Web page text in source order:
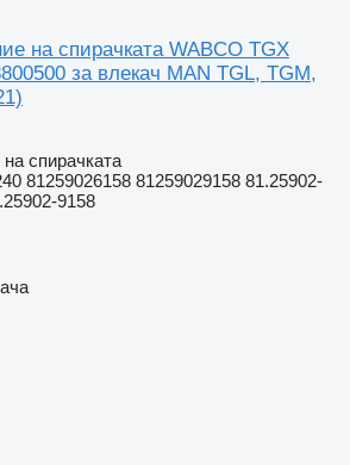
на спирачката WABCO TGX
за влекач MAN TGL, TGM,
спирачката
81259026158 81259029158 81.25902-
9158